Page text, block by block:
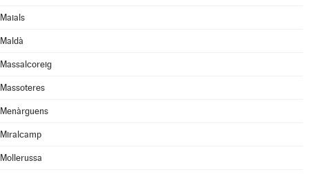
Maials
Maldà
Massalcoreig
Massoteres
Menàrguens
Miralcamp
Mollerussa